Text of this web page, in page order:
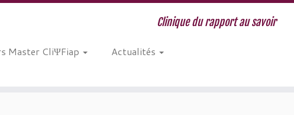
Clinique du rapport au savoir
Master CliΨFiap
Actualités